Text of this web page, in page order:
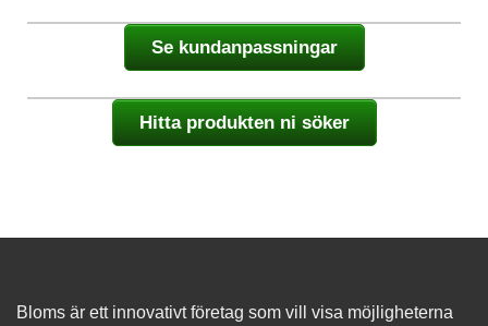
Se kundanpassningar
Hitta produkten ni söker
Bloms är ett innovativt företag som vill visa möjligheterna
används.
Upplevelse
hemsida ska
besök. Om
funktionalitet